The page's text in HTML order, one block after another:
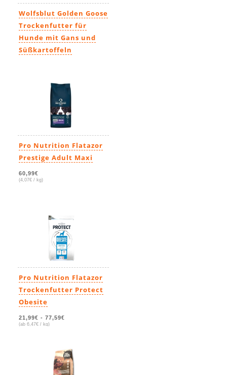
Wolfsblut Golden Goose
Trockenfutter für
Hunde mit Gans und
Süßkartoffeln
Pro Nutrition Flatazor
Prestige Adult Maxi
60,99€
(4,07€ / kg)
Pro Nutrition Flatazor
Trockenfutter Protect
Obesite
21,99€ - 77,59€
(ab 6,47€ / kg)